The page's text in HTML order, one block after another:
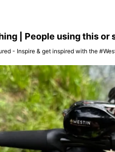
| People using this or
- Inspire & get inspired with the